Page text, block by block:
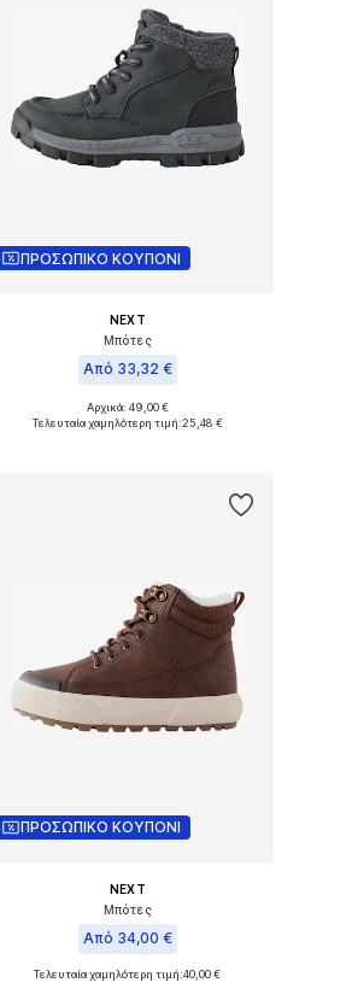
ΠΡΟΣΩΠΙΚΟ ΚΟΥΠΟΝΙ
NEXT
Μπότες
Από 33,32 €
Διαθέσιμα μεγέθη: 30,5, 34,5, 35,5, 37, 38
Αρχικά: 49,00 €
Τελευταία χαμηλότερη τιμή:25,48 €
ΠΡΟΣΩΠΙΚΟ ΚΟΥΠΟΝΙ
NEXT
Μπότες
Από 34,00 €
Διαθέσιμο σε πολλά μεγέθη
Τελευταία χαμηλότερη τιμή:40,00 €